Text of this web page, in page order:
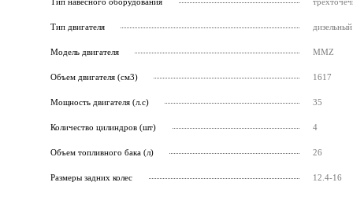
Тип двигателя дизельный
Модель двигателя MMZ
Объем двигателя (см3) 1617
Мощность двигателя (л.с) 35
Количество цилиндров (шт) 4
Объем топливного бака (л) 26
Размеры задних колес 12.4-16